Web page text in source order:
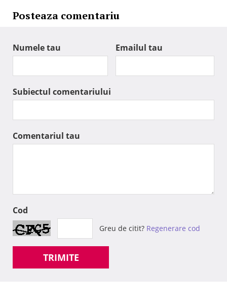
Posteaza comentariu
Numele tau Emailul tau
Subiectul comentariului
Comentariul tau
Cod
Greu de citit? Regenerare cod
TRIMITE